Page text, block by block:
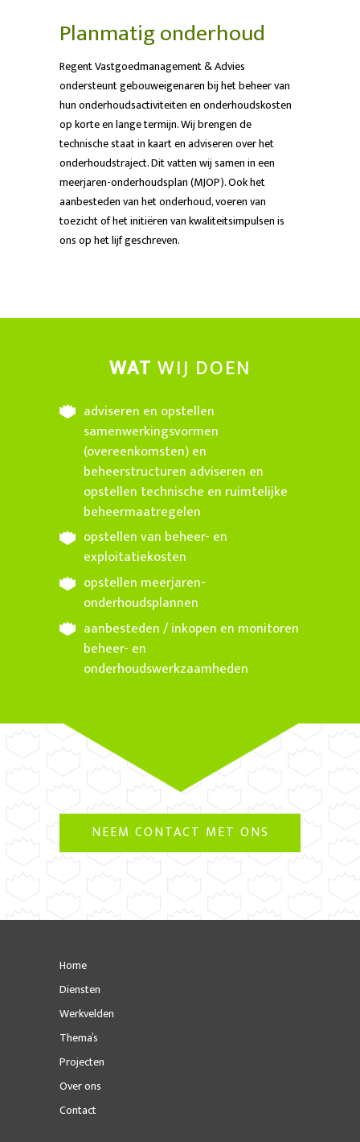
Planmatig onderhoud
Regent Vastgoedmanagement & Advies
ondersteunt gebouweigenaren bij het beheer van
hun onderhoudsactiviteiten en onderhoudskosten
op korte en lange termijn. Wij brengen de
technische staat in kaart en adviseren over het
onderhoudstraject. Dit vatten wij samen in een
meerjaren-onderhoudsplan (MJOP). Ook het
aanbesteden van het onderhoud, voeren van
toezicht of het initiëren van kwaliteitsimpulsen is
ons op het lijf geschreven.
WAT WIJ DOEN
adviseren en opstellen
samenwerkingsvormen
(overeenkomsten) en
beheerstructuren adviseren en
opstellen technische en ruimtelijke
beheermaatregelen
opstellen van beheer- en
exploitatiekosten
opstellen meerjaren-
onderhoudsplannen
aanbesteden / inkopen en monitoren
beheer- en
onderhoudswerkzaamheden
NEEM CONTACT MET ONS
Home
Diensten
Werkvelden
Thema’s
Projecten
Over ons
Contact